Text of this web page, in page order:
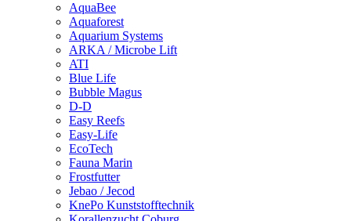
AquaBee
Aquaforest
Aquarium Systems
ARKA / Microbe Lift
ATI
Blue Life
Bubble Magus
D-D
Easy Reefs
Easy-Life
EcoTech
Fauna Marin
Frostfutter
Jebao / Jecod
KnePo Kunststofftechnik